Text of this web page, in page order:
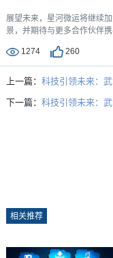
展望未来，星河微运将继续
景，并期待与更多合作伙伴
1274 260
上一篇： 科技引领未来：
下一篇： 科技引领未来：
相关推荐